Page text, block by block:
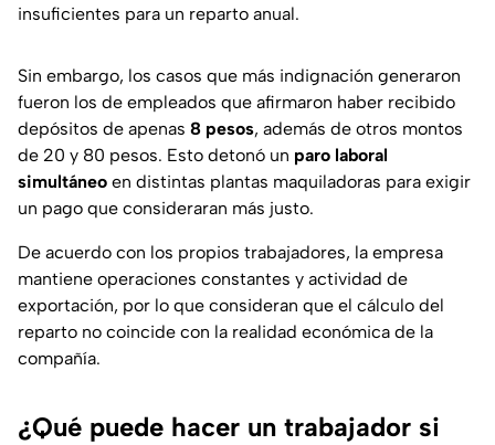
insuficientes para un reparto anual.
Sin embargo, los casos que más indignación generaron
fueron los de empleados que afirmaron haber recibido
depósitos de apenas 8 pesos, además de otros montos
de 20 y 80 pesos. Esto detonó un paro laboral
simultáneo en distintas plantas maquiladoras para exigir
un pago que consideraran más justo.
De acuerdo con los propios trabajadores, la empresa
mantiene operaciones constantes y actividad de
exportación, por lo que consideran que el cálculo del
reparto no coincide con la realidad económica de la
compañía.
¿Qué puede hacer un trabajador si